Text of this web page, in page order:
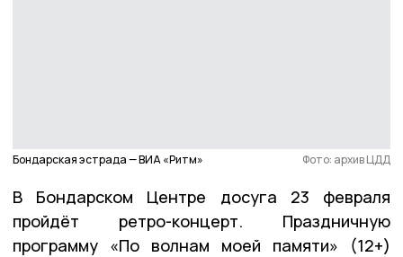
Бондарская эстрада — ВИА «Ритм» Фото: архив ЦДД
В Бондарском Центре досуга 23 февраля
пройдёт ретро-концерт. Праздничную
программу «По волнам моей памяти» (12+)